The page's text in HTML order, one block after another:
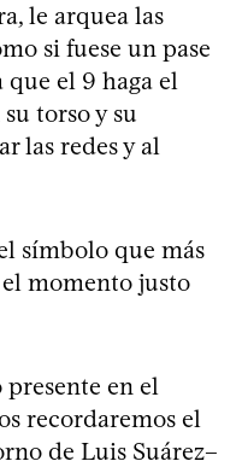
le arquea las
si fuese un pase
que el 9 haga el
torso y su
las redes y al
símbolo que más
momento justo
en el
recordaremos el
de Luis Suárez–